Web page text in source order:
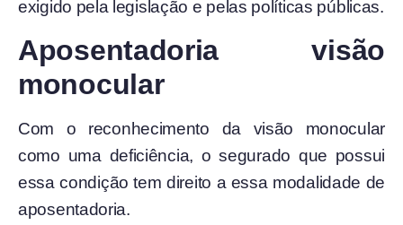
exigido pela legislação e pelas políticas públicas.
Aposentadoria visão
monocular
Com o reconhecimento da visão monocular
como uma deficiência, o segurado que possui
essa condição tem direito a essa modalidade de
aposentadoria.